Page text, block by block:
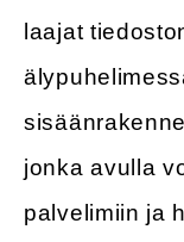
laajat
jonka avulla
palvelimiin ja